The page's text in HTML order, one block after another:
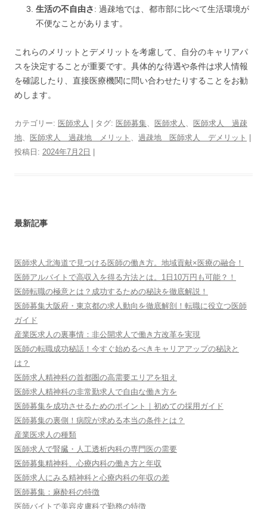
生活の不自由さ: 過疎地では、都市部に比べて生活環境が
不便なことがあります。
これらのメリットとデメリットを考慮して、自分のキャリアパ
スを決定することが重要です。具体的な待遇や条件は求人情報
を確認したり、直接医療機関に問い合わせたりすることをお勧
めします。
カテゴリー: 医師求人 | タグ: 医師募集、 医師求人 、
医師求人 過疎
地、 医師求人 過疎地 メリット 、 過疎地 医師求人 デメリット
投稿日: 2024年7月2日
最新記事
医師求人北海道で見つける医師の働き方。地域貢献×医療の融合！
医師アルバイトで高収入を得る方法とは。1日10万円も可能？！
医師転職の極意とは？成功するための秘訣を徹底解説！
医師募集大阪府・東京都の求人動向を徹底解剖！転職に役立つ医師
ガイド
産業医求人の裏事情：非公開求人で働き方改革を実現
医師の転職成功秘話！今すぐ始めるべきキャリアアップの秘訣と
は？
医師求人精神科の首都圏の高需要エリアを狙え
医師求人精神科の非常勤求人で自由な働き方を
医師募集を成功させるためのポイント｜初めての採用ガイド
医師募集の裏側！病院が求める本当の条件とは？
産業医求人の種類
医師求人で腎臓・人工透析内科の専門医の需要
医師募集精神科、心療内科の働き方と年収
医師求人にみる精神科と心療内科の年収の差
医師募集：麻酔科の特徴
医師バイトで美容皮膚科で勤務の特徴